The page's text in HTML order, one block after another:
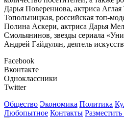
Дарья Повереннова, актриса
Топольницкая, российская топ-
Полина Аскери, актриса Дарья
Смольянинов, звезды сериала
Андрей Гайдулян, деятель
Facebook
Вконтакте
Одноклассники
Twitter
Общество Экономика Политика
Любопытное Контакты